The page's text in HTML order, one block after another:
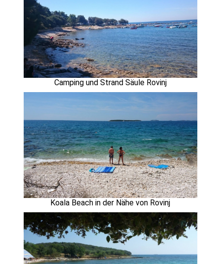
Camping und Strand Säule Rovinj
Koala Beach in der Nähe von Rovinj